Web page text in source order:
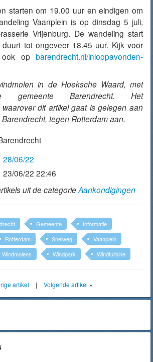
starten om 19.00 uur en eindigen om
Vaanplein is op dinsdag 5 juli,
Vrijenburg. De wandeling start
tot ongeveer 18.45 uur. Kijk voor
ook op barendrecht.nl/inloopavonden-
in de Hoeksche Waard, met
gemeente Barendrecht. Het
dit artikel gaat is gelegen aan
tegen Rotterdam aan.
28/06/22
23/06/22 22:46
uit de categorieAankondigingen
Gemeente
Informatie
Rotterdam Snelweg
Vaanplein
Windmolens Windpark Windturbine
artikel | Volgende artikel »